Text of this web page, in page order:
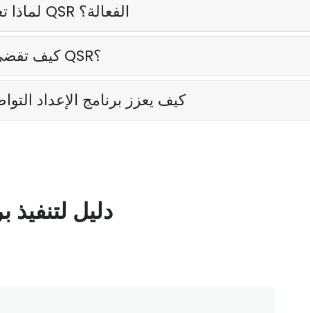
لماذا تعتبر مزامنة تدفق البيانات ضرورية لعمليات QSR الفعالة؟
كيف تقضي تطبيقات الإعداد على التكرار في عمليات QSR؟
كيف يعزز برنامج الإعداد
دليل لتنفيذ